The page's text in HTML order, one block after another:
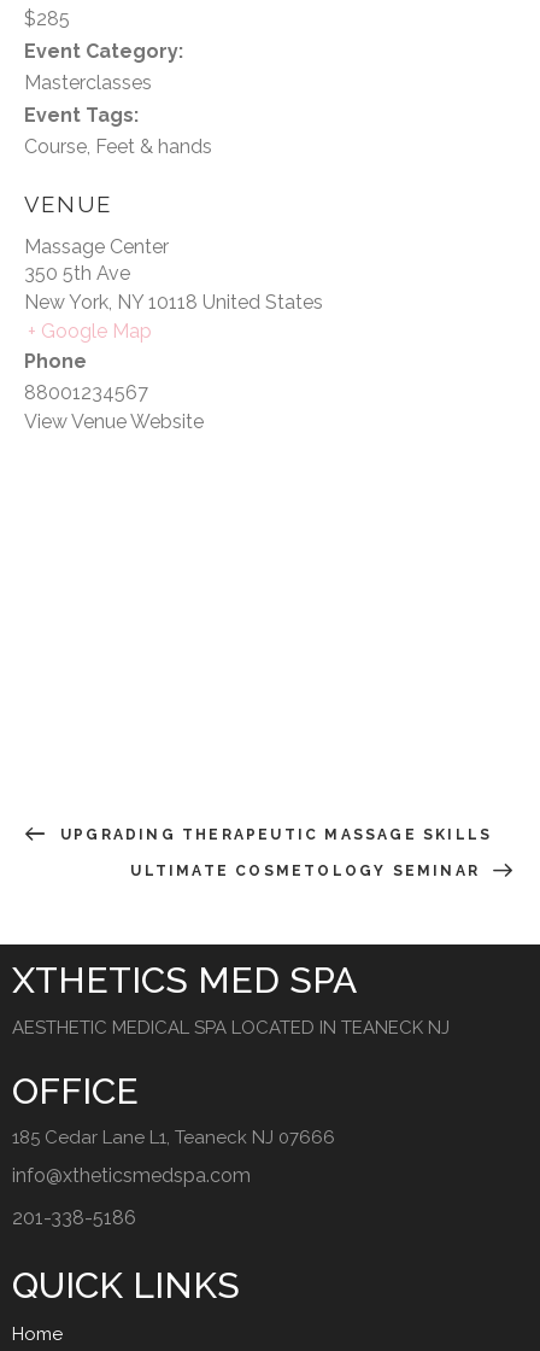
$285
Event Category:
Masterclasses
Event Tags:
Course, Feet & hands
VENUE
Massage Center
350 5th Ave
New York, NY 10118 United States
+ Google Map
Phone
88001234567
View Venue Website
UPGRADING THERAPEUTIC MASSAGE SKILLS
ULTIMATE COSMETOLOGY SEMINAR
XTHETICS MED SPA
AESTHETIC MEDICAL SPA LOCATED IN TEANECK NJ
OFFICE
185 Cedar Lane L1, Teaneck NJ 07666
info@xtheticsmedspa.com
201-338-5186
QUICK LINKS
Home